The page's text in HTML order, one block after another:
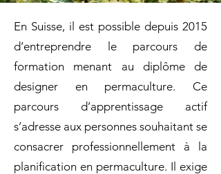
En Suisse, il est possible depuis 2015
d’entreprendre le parcours de
formation menant au diplôme de
designer en permaculture. Ce
parcours d’apprentissage actif
s’adresse aux personnes souhaitant se
consacrer professionnellement à la
planification en permaculture. Il exige